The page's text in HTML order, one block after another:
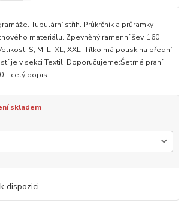
Tubulární střih. Průkrčník a průramky
materiálu. Zpevněný ramenní šev. 160
S, M, L, XL, XXL. Tílko má potisk na přední
je v sekci Textil. Doporučujeme:Šetrné praní
celý popis
skladem
dispozici